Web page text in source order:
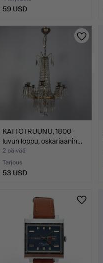
59 USD
KATTOTRUUNU, 1800-
luvun loppu, oskariaanin…
2 päivää
Tarjous
53 USD